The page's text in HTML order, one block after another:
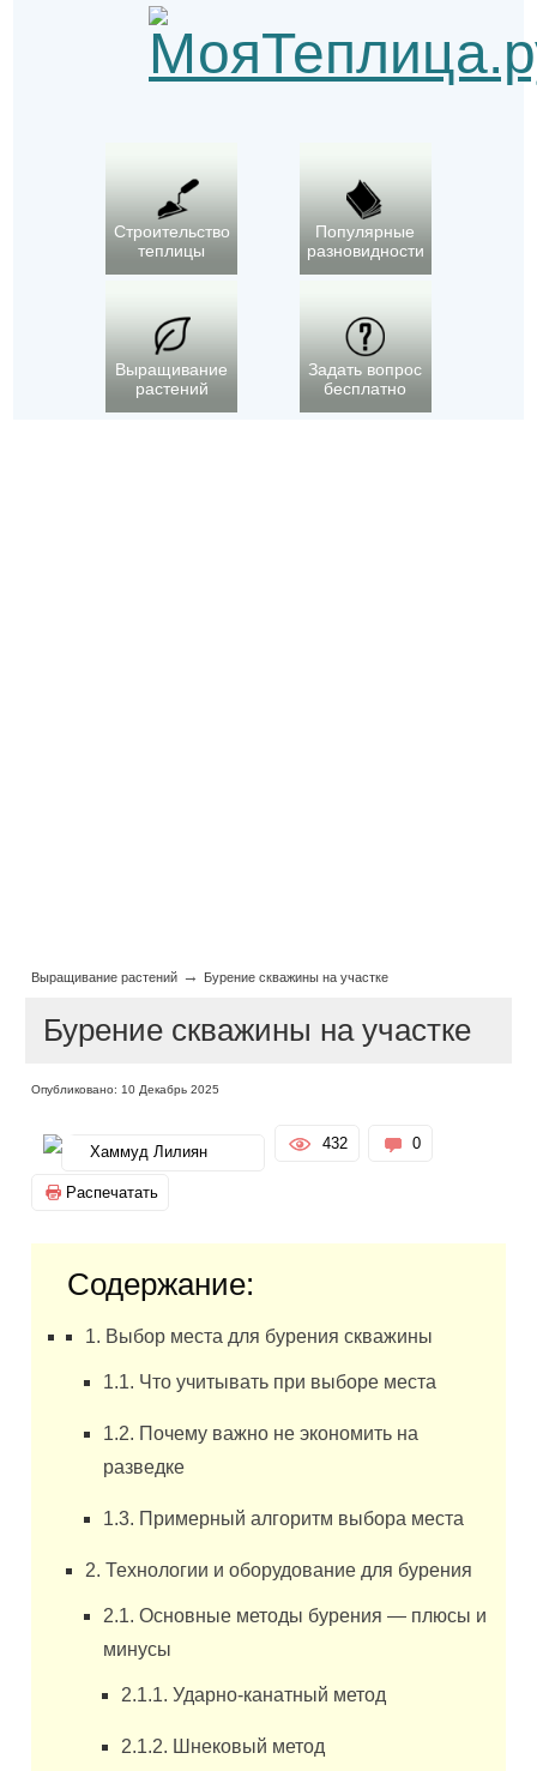
Строительство
теплицы
Популярные
разновидности
Выращивание
растений
Задать вопрос
бесплатно
Выращивание растений → Бурение скважины на участке
Бурение скважины на участке
Опубликовано: 10 Декабрь 2025
Хаммуд Лилиян 432 0
Распечатать
Содержание:
1. Выбор места для бурения скважины
1.1. Что учитывать при выборе места
1.2. Почему важно не экономить на
разведке
1.3. Примерный алгоритм выбора места
2. Технологии и оборудование для бурения
2.1. Основные методы бурения — плюсы и
минусы
2.1.1. Ударно-канатный метод
2.1.2. Шнековый метод